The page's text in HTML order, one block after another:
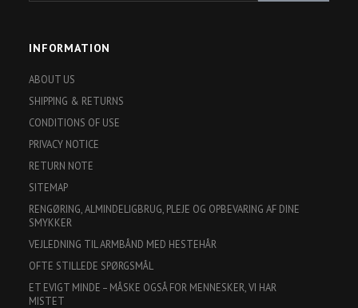
INFORMATION
ABOUT US
SHIPPING & RETURNS
CONDITIONS OF USE
PRIVACY NOTICE
RETURN NOTE
SITEMAP
RENGØRING, ALMINDELIGBRUG, PLEJE OG OPBEVARING AF DINE
SMYKKER
VEJLEDNING TIL ARMBÅND MED HESTEHÅR
OFTE STILLEDE SPØRGSMÅL
ET EVIGT MINDE – MÅSKE OGSÅ FOR MENNESKER, VI HAR
MISTET